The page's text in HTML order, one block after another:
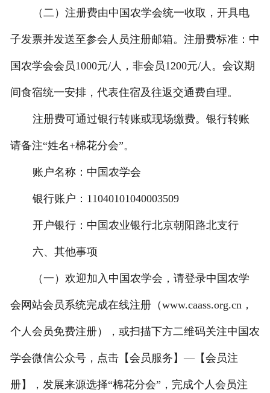
（二）注册费由中国农学会统一收取，开具电
子发票并发送至参会人员注册邮箱。注册费标准：中
国农学会会员1000元/人，非会员1200元/人。会议期
间食宿统一安排，代表住宿及往返交通费自理。
注册费可通过银行转账或现场缴费。银行转账
请备注“姓名+棉花分会”。
账户名称：中国农学会
银行账户：11040101040003509
开户银行：中国农业银行北京朝阳路北支行
六、其他事项
（一）欢迎加入中国农学会，请登录中国农学
会网站会员系统完成在线注册（www.caass.org.cn，
个人会员免费注册），或扫描下方二维码关注中国农
学会微信公众号，点击【会员服务】—【会员注
册】，发展来源选择“棉花分会”，完成个人会员注